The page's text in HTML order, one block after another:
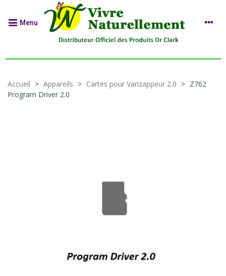
Menu
Accueil > Appareils > Cartes pour Varizappeur 2.0 > Z762
Program Driver 2.0